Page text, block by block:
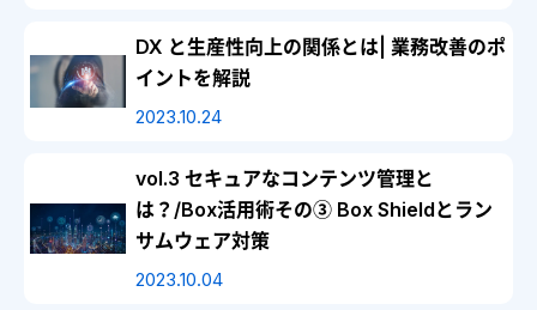
DX と生産性向上の関係とは| 業務改善のポ
イントを解説
2023.10.24
vol.3 セキュアなコンテンツ管理と
は？/Box活用術その③ Box Shieldとラン
サムウェア対策
2023.10.04